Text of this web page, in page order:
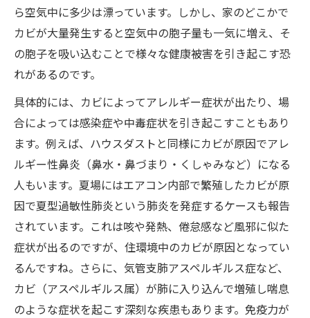
ら空気中に多少は漂っています。しかし、家のどこかで
カビが大量発生すると空気中の胞子量も一気に増え、そ
の胞子を吸い込むことで様々な健康被害を引き起こす恐
れがあるのです。
具体的には、カビによってアレルギー症状が出たり、場
合によっては感染症や中毒症状を引き起こすこともあり
ます。例えば、ハウスダストと同様にカビが原因でアレ
ルギー性鼻炎（鼻水・鼻づまり・くしゃみなど）になる
人もいます。夏場にはエアコン内部で繁殖したカビが原
因で夏型過敏性肺炎という肺炎を発症するケースも報告
されています。これは咳や発熱、倦怠感など風邪に似た
症状が出るのですが、住環境中のカビが原因となってい
るんですね。さらに、気管支肺アスペルギルス症など、
カビ（アスペルギルス属）が肺に入り込んで増殖し喘息
のような症状を起こす深刻な疾患もあります。免疫力が